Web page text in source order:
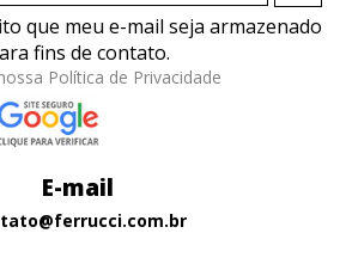
que meu e-mail seja armazenado
fins de contato.
Política de Privacidade
E-mail